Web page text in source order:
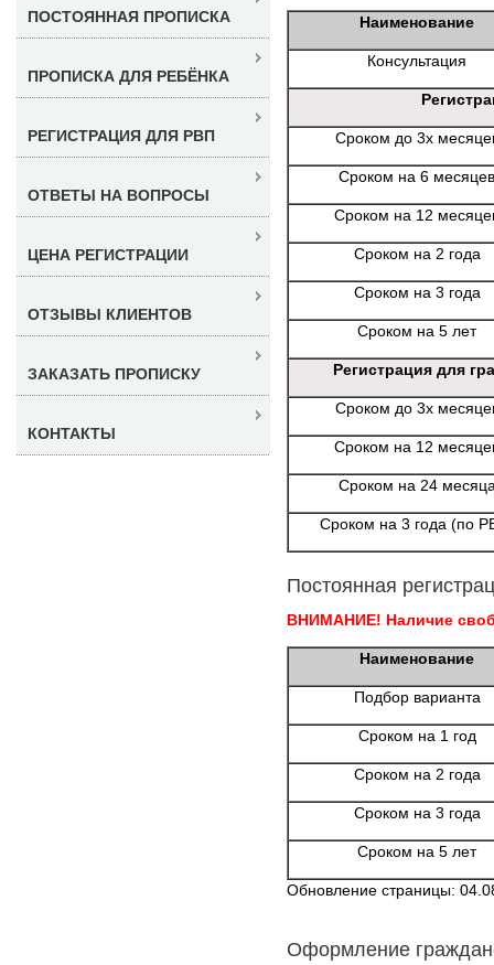
Наименование
Консультация
Сроком до 3х
Сроком на 6 месяцев
Сроком на 12
Сроком на 2 года
Сроком на 3 года
Сроком на 5 лет
Регистрация для
Сроком до 3х
Сроком на 12
Сроком на 24
Сроком на 3 года (по
Постоянная
ВНИМАНИЕ! Наличие
Наименование
Подбор варианта
Сроком на 1 год
Сроком на 2 года
Сроком на 3 года
Сроком на 5 лет
Обновление страницы:
Оформление
ПОСТОЯННАЯ ПРОПИСКА
ПРОПИСКА ДЛЯ РЕБЁНКА
РЕГИСТРАЦИЯ ДЛЯ РВП
ОТВЕТЫ НА ВОПРОСЫ
ЦЕНА РЕГИСТРАЦИИ
ОТЗЫВЫ КЛИЕНТОВ
ЗАКАЗАТЬ ПРОПИСКУ
КОНТАКТЫ